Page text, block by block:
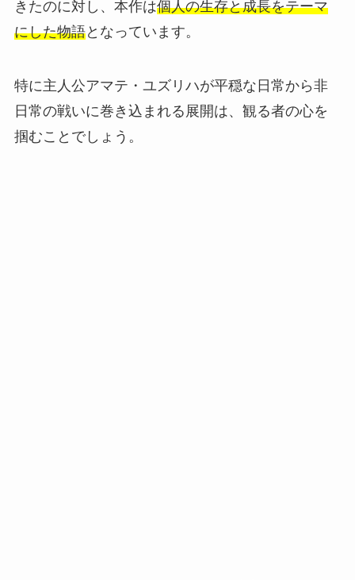
きたのに対し、本作は個人の生存と成長をテーマ
にした物語となっています。
特に主人公アマテ・ユズリハが平穏な日常から非
日常の戦いに巻き込まれる展開は、観る者の心を
掴むことでしょう。